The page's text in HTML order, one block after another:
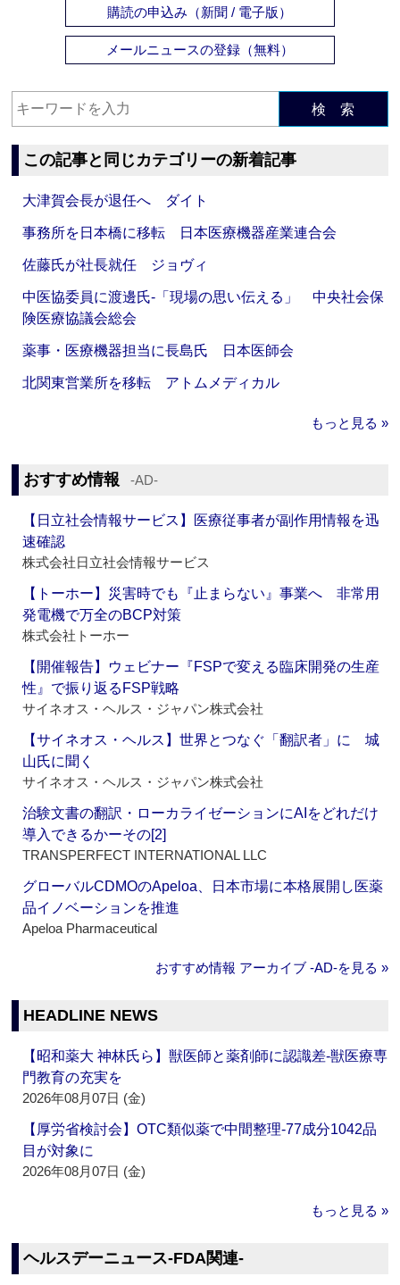
購読の申込み（新聞 / 電子版）
メールニュースの登録（無料）
検 索
この記事と同じカテゴリーの新着記事
大津賀会長が退任へ ダイト
事務所を日本橋に移転 日本医療機器産業連合会
佐藤氏が社長就任 ジョヴィ
中医協委員に渡邊氏‐「現場の思い伝える」 中央社会保
険医療協議会総会
薬事・医療機器担当に長島氏 日本医師会
北関東営業所を移転 アトムメディカル
もっと見る »
おすすめ情報 ‐AD‐
【日立社会情報サービス】医療従事者が副作用情報を迅
速確認
株式会社日立社会情報サービス
【トーホー】災害時でも『止まらない』事業へ 非常用
発電機で万全のBCP対策
株式会社トーホー
【開催報告】ウェビナー『FSPで変える臨床開発の生産
性』で振り返るFSP戦略
サイネオス・ヘルス・ジャパン株式会社
【サイネオス・ヘルス】世界とつなぐ「翻訳者」に 城
山氏に聞く
サイネオス・ヘルス・ジャパン株式会社
治験文書の翻訳・ローカライゼーションにAIをどれだけ
導入できるかーその[2]
TRANSPERFECT INTERNATIONAL LLC
グローバルCDMOのApeloa、日本市場に本格展開し医薬
品イノベーションを推進
Apeloa Pharmaceutical
おすすめ情報 アーカイブ ‐AD‐を見る »
HEADLINE NEWS
【昭和薬大 神林氏ら】獣医師と薬剤師に認識差‐獣医療専
門教育の充実を
2026年08月07日 (金)
【厚労省検討会】OTC類似薬で中間整理‐77成分1042品
目が対象に
2026年08月07日 (金)
もっと見る »
ヘルスデーニュース‐FDA関連‐